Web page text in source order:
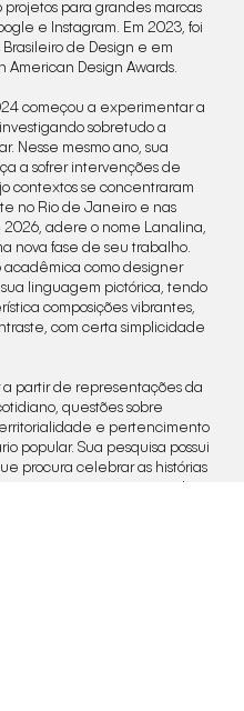
para grandes marcas
e Instagram. Em 2023, foi
Brasileiro de Design e em
American Design Awards.
começou a experimentar a
sobretudo a
Nesse mesmo ano, sua
a sofrer intervenções de
contextos se concentraram
no Rio de Janeiro e nas
2026, adere o nome Lanalina,
nova fase de seu trabalho.
acadêmica como designer
linguagem pictórica, tendo
composições vibrantes,
com certa simplicidade
a partir de representações da
questões sobre
e pertencimento
popular. Sua pesquisa possui
procura celebrar as histórias